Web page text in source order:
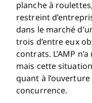
planche à
restreint
dans le marché
trois d’entre eux
contrats. L’AMP
mais cette
quant à
concurrence.